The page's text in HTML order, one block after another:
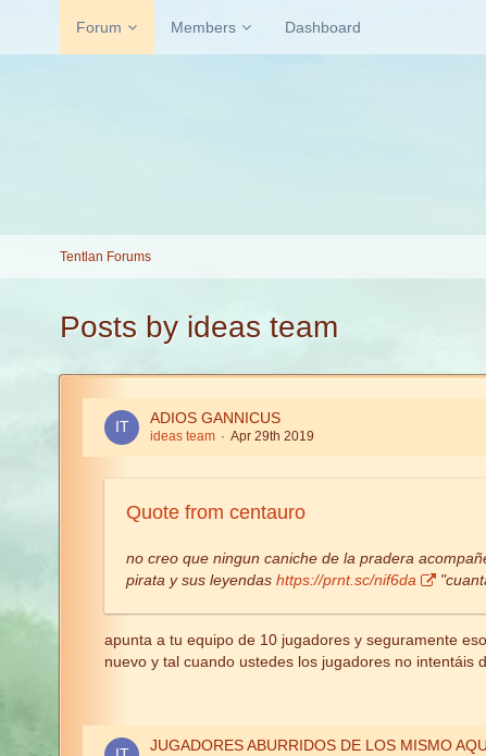
Forum Members Dashboard
Tentlan Forums
Posts by ideas team
ADIOS GANNICUS
ideas team Apr 29th 2019
Quote from centauro
no creo que ningun caniche de la pradera
pirata y sus leyendas https://prnt.sc/nif6da
apunta a tu equipo de 10 jugadores y seguramente
nuevo y tal cuando ustedes los jugadores no intentáis
JUGADORES ABURRIDOS DE LOS MISMO